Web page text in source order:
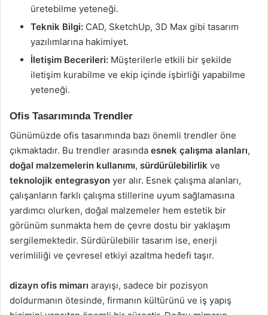
üretebilme yeteneği.
Teknik Bilgi: CAD, SketchUp, 3D Max gibi tasarım
yazılımlarına hakimiyet.
İletişim Becerileri: Müşterilerle etkili bir şekilde
iletişim kurabilme ve ekip içinde işbirliği yapabilme
yeteneği.
Ofis Tasarımında Trendler
Günümüzde ofis tasarımında bazı önemli trendler öne
çıkmaktadır. Bu trendler arasında esnek çalışma alanları,
doğal malzemelerin kullanımı, sürdürülebilirlik ve
teknolojik entegrasyon yer alır. Esnek çalışma alanları,
çalışanların farklı çalışma stillerine uyum sağlamasına
yardımcı olurken, doğal malzemeler hem estetik bir
görünüm sunmakta hem de çevre dostu bir yaklaşım
sergilemektedir. Sürdürülebilir tasarım ise, enerji
verimliliği ve çevresel etkiyi azaltma hedefi taşır.
dizayn ofis mimarı arayışı, sadece bir pozisyon
doldurmanın ötesinde, firmanın kültürünü ve iş yapış